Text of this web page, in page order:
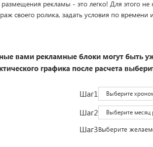
размещения рекламы - это легко! Для этого
своего ролика, задать условия по
вами рекламные блоки могут быть
графика после расчета
Шаг1 Выберите
Шаг2 Выберите месяц
Шаг3Выберите